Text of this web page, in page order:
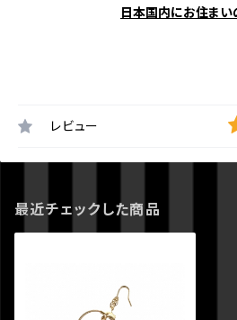
日本国内にお住まい
レビュー
最近チェックした商品